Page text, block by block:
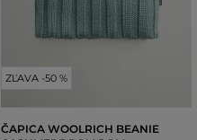
ZĽAVA -50 %
ČAPICA WOOLRICH BEANIE